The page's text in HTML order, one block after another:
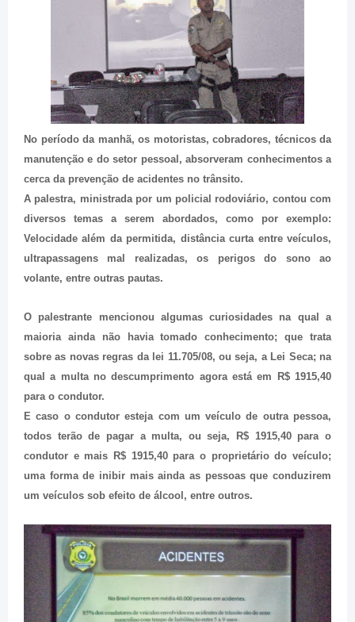
No período da manhã, os motoristas, cobradores, técnicos da
manutenção e do setor pessoal, absorveram conhecimentos a
cerca da prevenção de acidentes no trânsito.
A palestra, ministrada por um policial rodoviário, contou com
diversos temas a serem abordados, como por exemplo:
Velocidade além da permitida, distância curta entre veículos,
ultrapassagens mal realizadas, os perigos do sono ao
volante, entre outras pautas.
O palestrante mencionou algumas curiosidades na qual a
maioria ainda não havia tomado conhecimento; que trata
sobre as novas regras da lei 11.705/08, ou seja, a Lei Seca; na
qual a multa no descumprimento agora está em R$ 1915,40
para o condutor.
E caso o condutor esteja com um veículo de outra pessoa,
todos terão de pagar a multa, ou seja, R$ 1915,40 para o
condutor e mais R$ 1915,40 para o proprietário do veículo;
uma forma de inibir mais ainda as pessoas que conduzirem
um veículos sob efeito de álcool, entre outros.